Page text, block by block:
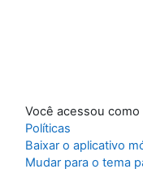
Você acessou
Políticas
Baixar o aplicativo
Mudar para o tema